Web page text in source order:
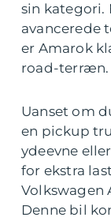
sin kategori.
avancerede
er Amarok
road-terræn.
Uanset om
en pickup
ydeevne
for ekstra
Volkswagen
Denne bil